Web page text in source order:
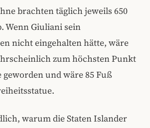
brachten täglich jeweils 650
Wenn Giuliani sein
nicht eingehalten hätte, wäre
zum höchsten Punkt
geworden und wäre 85 Fuß
warum die Staten Islander